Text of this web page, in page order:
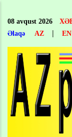
main
content
08 avqust 2026
Əlaqə
AZ | EN